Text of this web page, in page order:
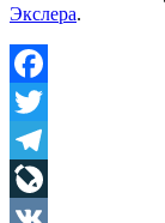
Экслера.
Facebook
Twitter
Telegram
LiveJournal